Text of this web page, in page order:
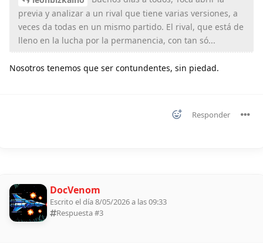
previa y analizar a un rival que tiene varias versiones, a
veces da todas en un mismo partido. El rival, que está de
lleno en la lucha por la permanencia, con tan só...
Nosotros tenemos que ser contundentes, sin piedad.
Responder
DocVenom
Escrito el día 8/05/2026 a las 09:33
Respuesta #3